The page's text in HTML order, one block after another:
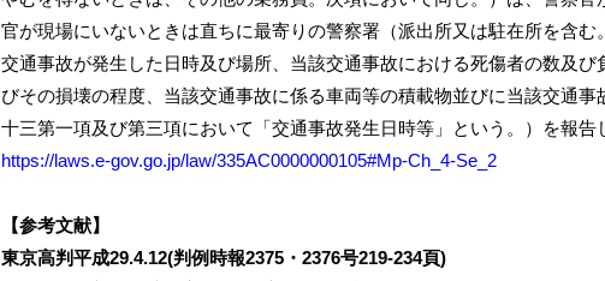
官が現場にいないときは直ちに最寄りの警察署（派出所又は駐在所を含
交通事故が発生した日時及び場所、当該交通事故における死傷者の数及
びその損壊の程度、当該交通事故に係る車両等の積載物並びに当該交通
十三第一項及び第三項において「交通事故発生日時等」という。）を報告
https://laws.e-gov.go.jp/law/335AC0000000105#Mp-Ch_4-Se_2
【参考文献】
東京高判平成29.4.12(判例時報2375・2376号219-234頁)